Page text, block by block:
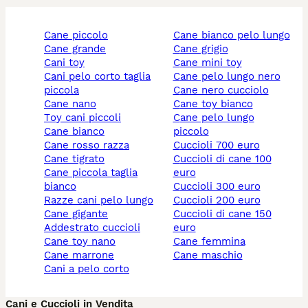
cane piccolo
cane grande
cani toy
cani pelo corto taglia
piccola
cane nano
toy cani piccoli
cane bianco
cane rosso razza
cane tigrato
cane piccola taglia
bianco
razze cani pelo lungo
cane gigante
addestrato cuccioli
cane toy nano
cane marrone
cani a pelo corto
cane bianco pelo lungo
cane grigio
cane mini toy
cane pelo lungo nero
cane nero cucciolo
cane toy bianco
cane pelo lungo
piccolo
cuccioli 700 euro
cuccioli di cane 100
euro
cuccioli 300 euro
cuccioli 200 euro
cuccioli di cane 150
euro
cane femmina
cane maschio
Cani e Cuccioli in Vendita